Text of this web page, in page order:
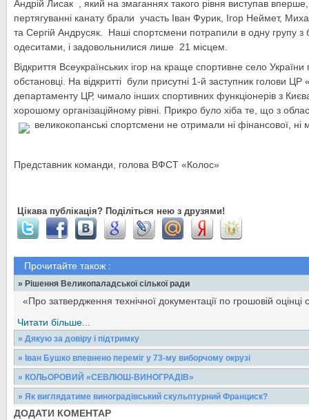
Андрій Лисак , який на змаганнях такого рівня виступав
пертягуванні канату брали участь Іван Фурик, Ігор Неймет,
та Сергій Андрусяк. Наші спортсмени потрапили в одну групу з
одеситами, і задовольнилися лише 21 місцем.
Відкриття Всеукраїнських ігор на краще спортивне село України
обстановці. На відкритті були присутні 1-й заступник голови
департаменту ЦР, чимало інших спортивних функціонерів з
хорошому організаційному рівні. Прикро було хіба те, що з
великокопанські спортсмени не отримали ні фінансової, ні
Представник команди, голова ВФСТ
Цікава публікація? Поділіться нею з друзями!
Прочитайте також :
» Рішення Великопаладської сілької ради
«Про затвердження технічної документації по грошовій
Читати більше...
» Дякую за довіру і підтримку
ДОРОГІ ЗЕМЛЯКИ! Ось і закінчилися вибори до Верховної Ради
серця подякувати всім, хто прийшов 28 жовтня на...
Читати більше...
» Іван Бушко впевнено переміг у 73-му виборчому окрузі
Учора, 29 жовтня, о 17.01 год. за к.ч. окружна виборча комісія
голосування в одномандатному виборчому окрузі №73. Згідно...
Читати більше...
» КОЛЬОРОВИЙ «СЕВЛЮШ-ВИНОГРАДІВ»
Минулої п’ятниці у центральній районній бібліотеці проведено
фотоальбому «Севлюш – Виноградів». Це ювілейне...
» Як виглядатиме виноградівський скульптурний Франциск?
Як ми вже повідомляли, у Виноградові перед монастирем
ДОДАТИ КОМЕНТАР